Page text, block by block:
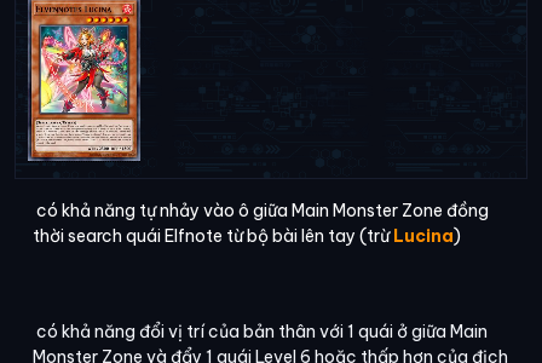
có khả năng tự nhảy vào ô giữa Main Monster Zone đồng
thời search quái Elfnote từ bộ bài lên tay (trừLucina)
có khả năng đổi vị trí của bản thân với 1 quái ở giữa Main
Monster Zone và đẩy 1 quái Level 6 hoặc thấp hơn của địch